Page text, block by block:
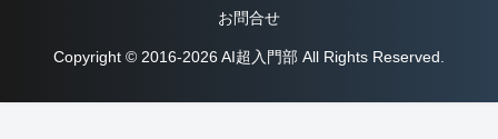
お問合せ
Copyright © 2016-2026 AI超入門部 All Rights Reserved.